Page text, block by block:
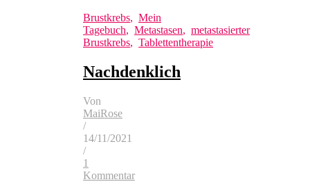
Brustkrebs, Mein
Tagebuch, Metastasen, metastasierter
Brustkrebs, Tablettentherapie
Nachdenklich
Von
MaiRose
/
14/11/2021
/
1
Kommentar